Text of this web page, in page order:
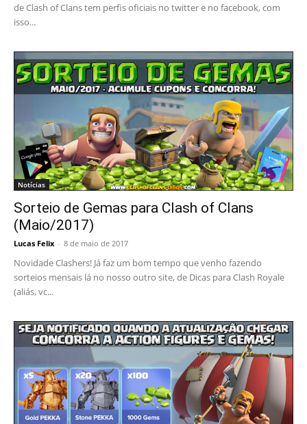
de Clash of Clans tem perfis oficiais no twitter e no facebook, com
isso...
Notícias
Sorteio de Gemas para Clash of Clans
(Maio/2017)
Lucas Felix - 8 de maio de 2017
Novidade Clashers! Já faz um bom tempo que venho fazendo
sorteios mensais lá no nosso outro site, de Dicas para Clash Royale
(aliás, vc...